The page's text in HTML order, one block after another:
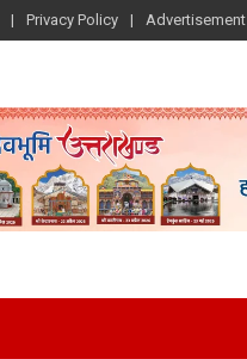
Privacy Policy Advertisement